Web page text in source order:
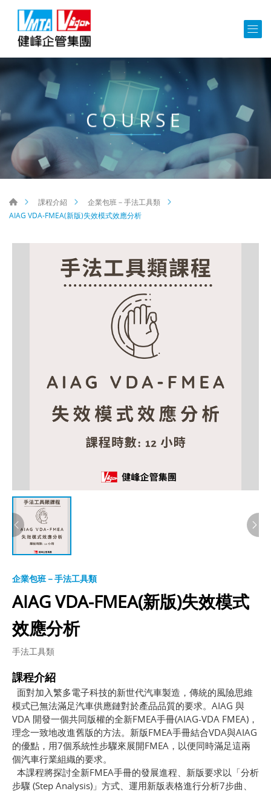
COURSE
課程介紹
企業包班－手法工具類
AIAG VDA-FMEA(新版)失效模式效應分析
企業包班－手法工具類
AIAG VDA-FMEA(新版)失效模式
效應分析
手法工具類
課程介紹
面對加入繁多電子科技的新世代汽車製造，傳統的風險思維
模式已無法滿足汽車供應鏈對於產品品質的要求。AIAG 與
VDA 開發一個共同版權的全新FMEA手冊(AIAG-VDA FMEA)，
理念一致地改進舊版的方法。新版FMEA手冊結合VDA與AIAG
的優點，用7個系統性步驟來展開FMEA，以便同時滿足這兩
個汽車行業組織的要求。
本課程將探討全新FMEA手冊的發展進程、新版要求以「分析
步驟 (Step Analysis)」方式、運用新版表格進行分析7步曲、